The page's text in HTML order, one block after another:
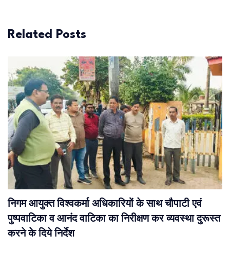
Related Posts
निगम आयुक्त विश्वकर्मा अधिकारियों के साथ चौपाटी एवं
पुष्पवाटिका व आनंद वाटिका का निरीक्षण कर व्यवस्था दुरूस्त
करने के दिये निर्देश